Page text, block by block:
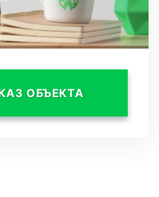
рынок, больница,
вокзал, торговые
театр, музеи,
ОБЪЕКТА